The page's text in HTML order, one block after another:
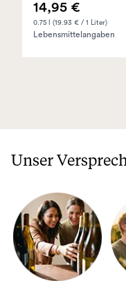
14,95 €
0.75 l (19.93 € / 1 Liter)
Lebensmittelangaben
Unser